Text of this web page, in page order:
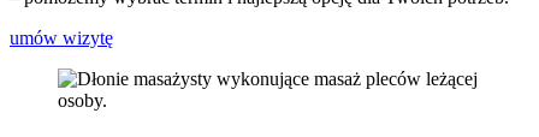
umów wizytę